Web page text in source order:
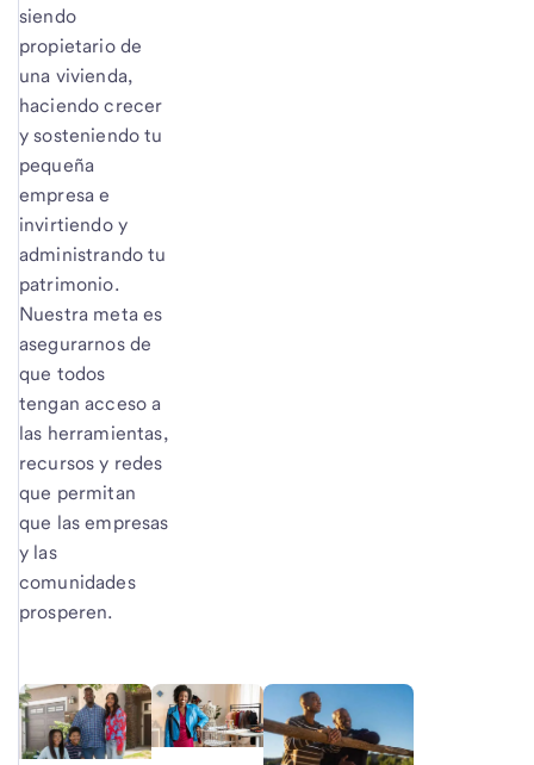
siendo
propietario de
una vivienda,
haciendo crecer
y sosteniendo tu
pequeña
empresa e
invirtiendo y
administrando tu
patrimonio.
Nuestra meta es
asegurarnos de
que todos
tengan acceso a
las herramientas,
recursos y redes
que permitan
que las empresas
y las
comunidades
prosperen.